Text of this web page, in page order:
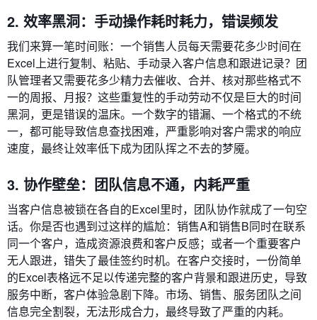
2. 效率黑洞：手动操作耗时耗力，错误频发
我们来算一笔时间账：一个销售人员每天需要花多少时间在
Excel上进行复制、粘贴、手动录入客户信息和跟进记录？团
队管理者又需要花多少精力去催收、合并、核对那些格式不
一的周报、月报？这些重复性的手动劳动不仅是巨大的时间
黑洞，更是错误的温床。一个数字的错漏、一个格式的不统
一，都可能导致信息查找困难，严重影响对客户需求的响应
速度，最终让效率低下成为团队挥之不去的梦魇。
3. 协作壁垒：团队信息不通，内耗严重
当客户信息被锁在各自的Excel里时，团队协作就成了一句空
话。你是否也遇到过这样的尴尬：销售A和销售B同时在联系
同一个客户，造成资源浪费和客户反感；或者一个重要客户
无人跟进，错失了最佳签约时机。在客户交接时，一份简单
的Excel表格远不足以传递完整的客户背景和跟进历史，导致
服务中断，客户体验急剧下降。市场、销售、服务团队之间
信息完全割裂，无法形成合力，最终导致了严重的内耗。